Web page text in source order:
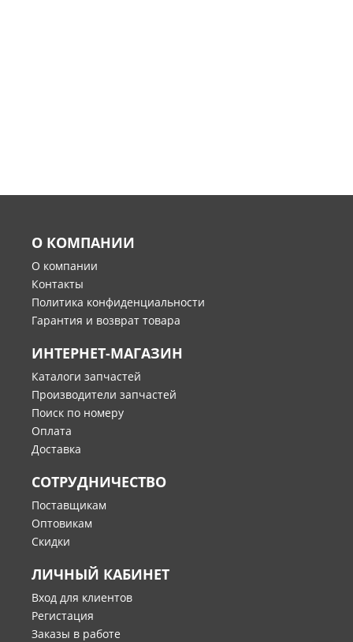
О КОМПАНИИ
О компании
Контакты
Политика конфиденциальности
Гарантия и возврат товара
ИНТЕРНЕТ-МАГАЗИН
Каталоги запчастей
Производители запчастей
Поиск по номеру
Оплата
Доставка
СОТРУДНИЧЕСТВО
Поставщикам
Оптовикам
Скидки
ЛИЧНЫЙ КАБИНЕТ
Вход для клиентов
Регистация
Заказы в работе